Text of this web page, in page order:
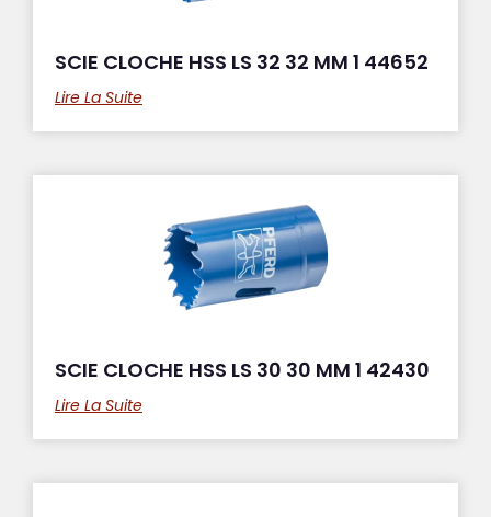
SCIE CLOCHE HSS LS 32 32 MM 1 44652
Lire La Suite
SCIE CLOCHE HSS LS 30 30 MM 1 42430
Lire La Suite